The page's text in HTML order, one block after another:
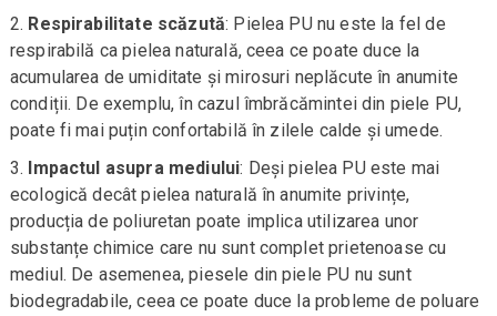
Respirabilitate scăzută: Pielea PU nu este la fel de
respirabilă ca pielea naturală, ceea ce poate duce la
acumularea de umiditate și mirosuri neplăcute în anumite
condiții. De exemplu, în cazul îmbrăcămintei din piele PU,
poate fi mai puțin confortabilă în zilele calde și umede.
Impactul asupra mediului: Deși pielea PU este mai
ecologică decât pielea naturală în anumite privințe,
producția de poliuretan poate implica utilizarea unor
substanțe chimice care nu sunt complet prietenoase cu
mediul. De asemenea, piesele din piele PU nu sunt
biodegradabile, ceea ce poate duce la probleme de poluare